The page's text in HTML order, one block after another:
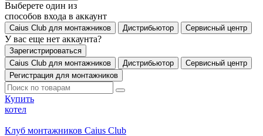
Выберете один из
способов входа в аккаунт
Caius Club для монтажников Дистрибьютор Сервисный центр
У вас еще нет аккаунта?
Зарегистрироваться
Caius Club для монтажников
Дистрибьютор
Сервисный центр
Регистрация для монтажников
Купить
котел
Клуб монтажников Caius Club